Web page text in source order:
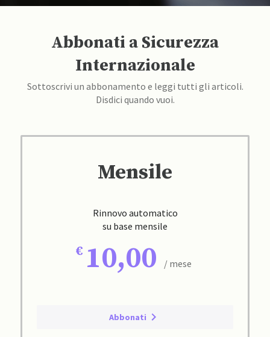
Abbonati a Sicurezza
Internazionale
Sottoscrivi un abbonamento e leggi tutti gli articoli.
Disdici quando vuoi.
Mensile
Rinnovo automatico
su base mensile
10,00 / mese
Abbonati